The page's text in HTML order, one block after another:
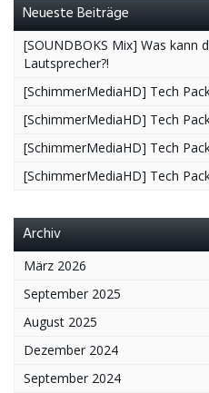
Neueste Beiträge
[SOUNDBOKS Mix] Was kann
Lautsprecher?!
[SchimmerMediaHD] Tech
[SchimmerMediaHD] Tech
[SchimmerMediaHD] Tech
[SchimmerMediaHD] Tech
Archiv
März 2026
September 2025
August 2025
Dezember 2024
September 2024